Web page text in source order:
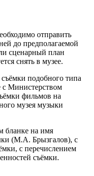
отправить
до предполагаемой
сценарный план
снять в музее.
подобного типа
с Министерством
фильмов на
музея музыки
бланке на имя
(М.А. Брызгалов), с
с перечислением
съёмки.